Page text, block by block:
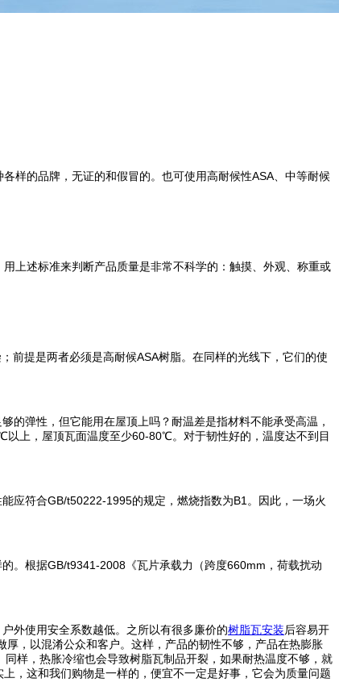
样的品牌，无证的和假冒的。也可使用高耐候性ASA、中等耐候
上述标准来判断产品质量是非常不科学的：触摸、外观、称重或
前提是两者必须是高耐候ASA树脂。在同样的光线下，它们的使
的弹性，但它能用在屋顶上吗？耐温差是指材料不能承受高温，
上，屋顶瓦面温度至少60-80℃。对于韧性好的，温度达不到目
应符合GB/t50222-1995的规定，燃烧指数为B1。因此，一场火
。根据GB/t9341-2008《瓦片承载力（跨度660mm，荷载扰动
外使用安全系数越低。之所以有很多廉价的树脂瓦安装后容易开
，以混淆公众和客户。这样，产品的韧性不够，产品在热膨胀
同样，热胀冷缩也会导致树脂瓦制品开裂，如果耐热温度不够，就
，这和我们购物是一样的，便宜不一定是好事，它会为质量问题